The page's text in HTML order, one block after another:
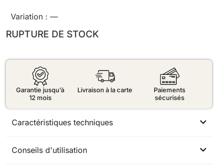
Variation : —
RUPTURE DE STOCK
Garantie jusqu’à
12 mois
Livraison à la carte
Paiements
sécurisés
Caractéristiques techniques
Conseils d'utilisation